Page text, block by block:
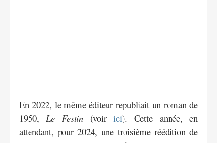
En 2022, le même éditeur republiait un roman de
1950, Le Festin(voirici). Cette année, en
attendant, pour 2024, une troisième réédition de